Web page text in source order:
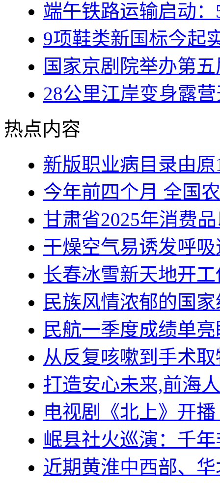
端午铁路运输启动：
9项鞋类新国标今起
国家京剧院举办第
28公里江岸变身露
热点内容
新版职业病目录由原
今年前四个月 全国
甘肃省2025年消费
干燥空气易诱发呼
长春冰雪新天地开
民族风情浓郁的国
民航一季度成绩单
从反复咳嗽到手术
打造安心未来,前海
电视剧《北上》开
岷县社火巡演：千
近期黄淮中西部、